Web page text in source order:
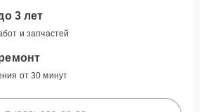
3 лет
и запчастей
от 30 минут